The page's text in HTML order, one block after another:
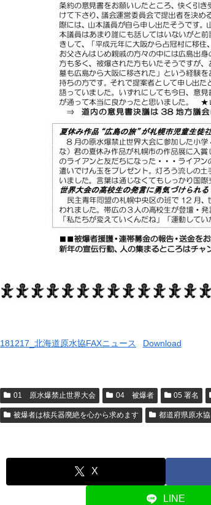
181217_北海道原水協FAXニュース Download
01 原水爆禁止世界大会 04 被爆者 05 署名
被爆者は核兵器廃絶を心から求めます 都道府県原水協
X
LINE